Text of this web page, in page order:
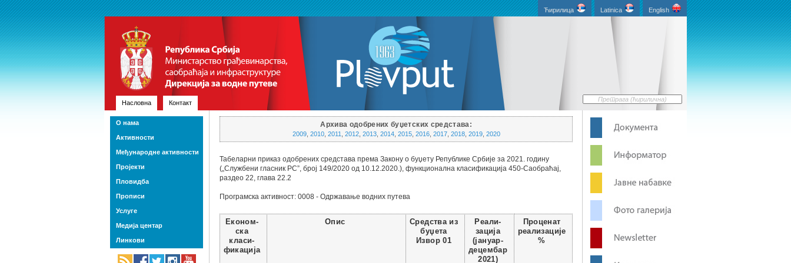
English
Latinica
Ћирилица
Насловна Контакт
Архива одобрених буџетских средстава:
2009, 2010, 2011 2012, 2013, 2014, 2015, 2016, 2017, 2018, 2019, 2020
Табеларни приказ одобрених средстава према Закону о буџету Републике Србије за 2021. годину
(„Службени гласник РС”, број 149/2020 од 10.12.2020.), функционална класификација 450-Саобраћај,
раздео 22, глава 22.2
Програмска активност: 0008 - Одржавање водних путева
Економ-
ска
класи-
фикација
Опис
Средства из
буџета
Извор 01
Реали-
зација
(јануар-
децембар
2021)
Проценат
реализације
%
О нама
Активности
Међународне активности
Пројекти
Пловидба
Прописи
Услуге
Медија центар
Линкови